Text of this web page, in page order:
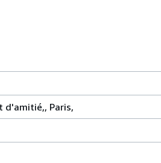
d'amitié,, Paris,